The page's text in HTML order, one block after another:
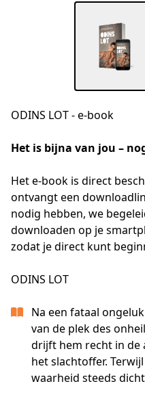
ODINS LOT - e-book
Het is bijna van jou –
Het e-book is direct
ontvangt een
nodig hebben, we
downloaden op je
zodat je direct kunt
ODINS LOT
Na een fataal
van de plek des
drijft hem recht in de
het slachtoffer.
waarheid steeds